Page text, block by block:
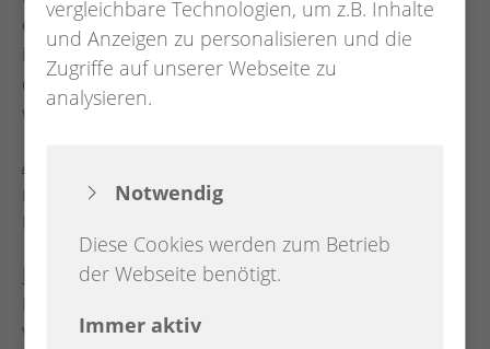
die Lupe genommen und repariert, was möglich
ist. Häufig lässt sich mehr retten, als man zuerst
denkt und so kann viel vor dem Müll bewahrt
werden.
Angenommen werden
mechanische Haushaltsgeräte,
Nicht angenommen werden: Elektro-Großgeräte,
Vollautomaten, Hochdruckreiniger.
vergleichbare Technologien, um z.B. Inhalte
und Anzeigen zu personalisieren und die
Zugriffe auf unserer Webseite zu
analysieren.
Notwendig
Diese Cookies werden zum Betrieb
der Webseite benötigt.
Immer aktiv